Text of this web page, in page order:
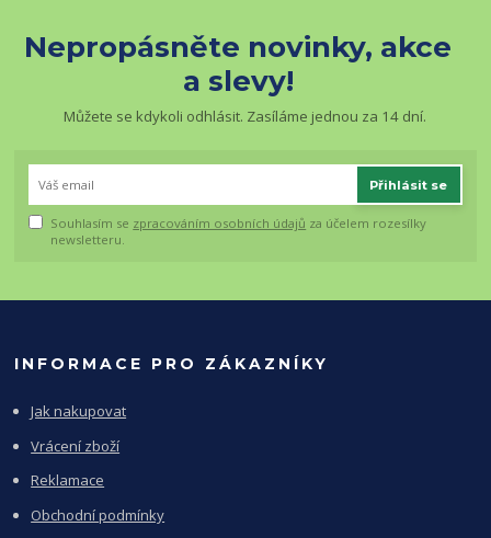
Nepropásněte novinky, akce
a slevy!
Můžete se kdykoli odhlásit. Zasíláme jednou za 14 dní.
Přihlásit se
Souhlasím se zpracováním osobních údajů za účelem rozesílky
newsletteru.
INFORMACE PRO ZÁKAZNÍKY
Jak nakupovat
Vrácení zboží
Reklamace
Obchodní podmínky